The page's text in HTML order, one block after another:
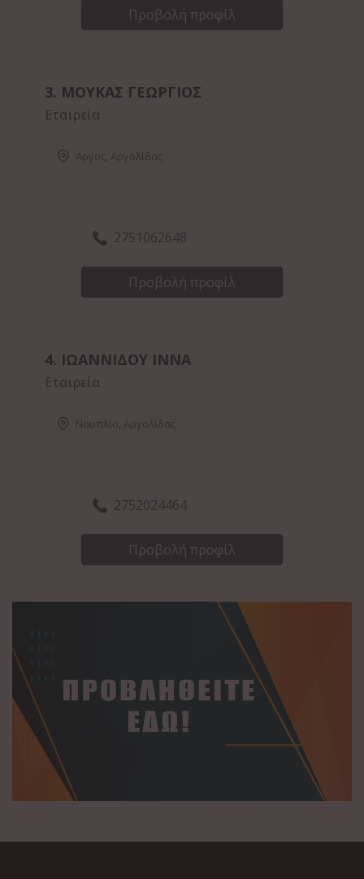
Προβολή προφίλ
3. ΜΟΥΚΑΣ ΓΕΩΡΓΙΟΣ
Εταιρεία
Αργος, Αργολίδας
2751062648
Προβολή προφίλ
4. ΙΩΑΝΝΙΔΟΥ ΙΝΝΑ
Εταιρεία
Ναυπλιο, Αργολίδας
2752024464
Προβολή προφίλ